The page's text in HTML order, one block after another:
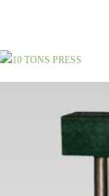
10 TONS PRESS